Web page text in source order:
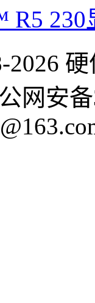
R5 230
2026
网安